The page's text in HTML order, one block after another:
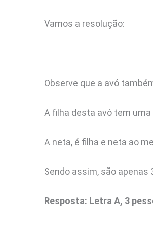
Vamos a resolução:
Observe que a avó
A filha desta avó tem
A neta, é filha e neta ao
Sendo assim, são apenas
Resposta: Letra A, 3